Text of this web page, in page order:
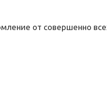
от совершенно